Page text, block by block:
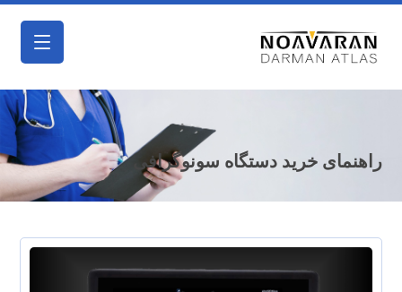
راهنمای خرید دستگاه سونوگرافی